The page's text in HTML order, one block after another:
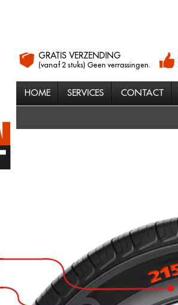
GRATIS VERZENDING
(vanaf 2 stuks) Geen verrassingen.
HOME SERVICES CONTACT